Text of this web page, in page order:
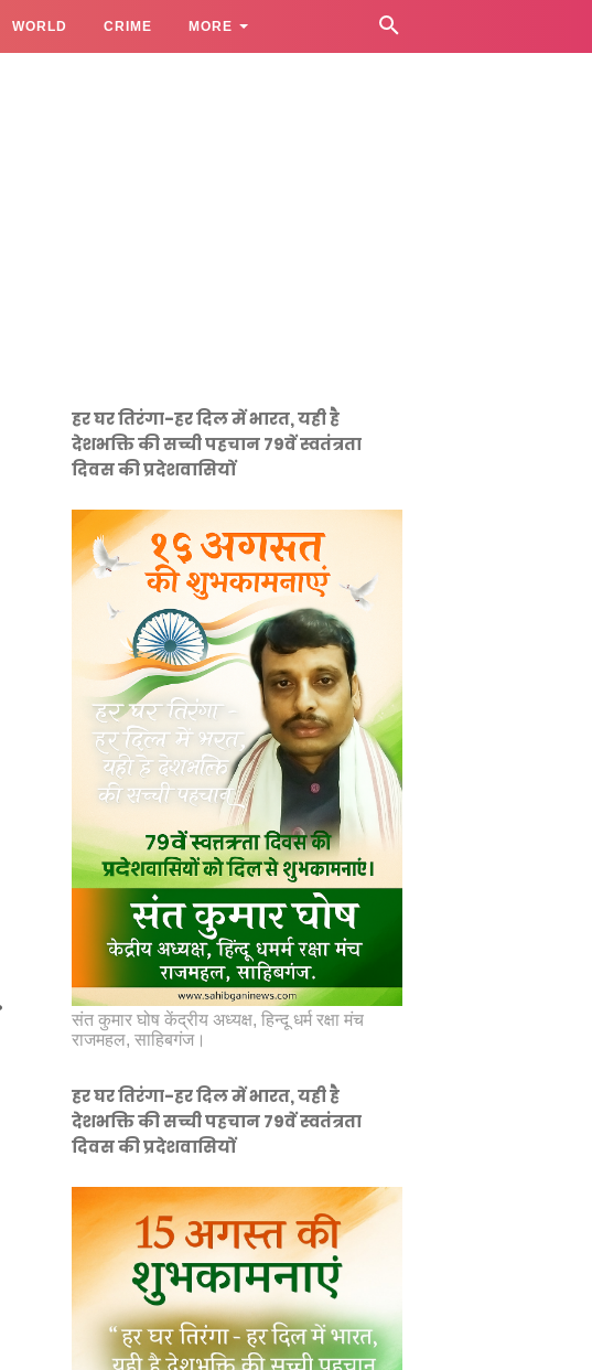
WORLD CRIME MORE
हर घर तिरंगा-हर दिल में भारत, यही है
देशभक्ति की सच्ची पहचान 79वें स्वतंत्रता
दिवस की प्रदेशवासियों
संत कुमार घोष केंद्रीय अध्यक्ष, हिन्दू धर्म रक्षा मंच
राजमहल, साहिबगंज।
हर घर तिरंगा-हर दिल में भारत, यही है
देशभक्ति की सच्ची पहचान 79वें स्वतंत्रता
दिवस की प्रदेशवासियों